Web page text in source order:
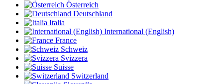
Österreich
Deutschland
Italia
International (English)
France
Schweiz
Svizzera
Suisse
Switzerland